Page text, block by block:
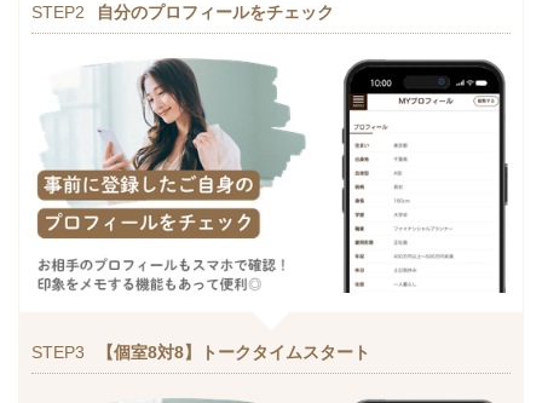
STEP2 自分のプロフィールをチェック
STEP3 【個室8対8】トークタイムスタート